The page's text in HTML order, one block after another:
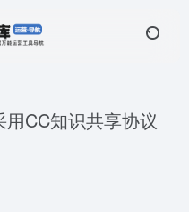
CC知识共享协议